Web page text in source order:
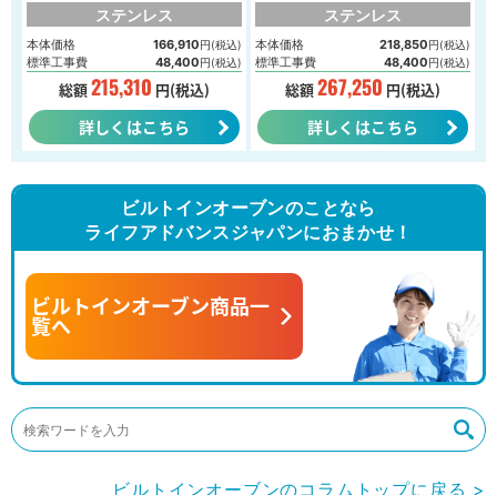
ステンレス
本体価格 166,910円(税込)
標準工事費 48,400円(税込)
総額215,310 円(税込)
詳しくはこちら
ステンレス
本体価格 218,850円(税込)
標準工事費 48,400円(税込)
総額267,250 円(税込)
詳しくはこちら
ビルトインオーブンのことなら
ライフアドバンスジャパンにおまかせ！
ビルトインオーブン商品一
覧へ
ビルトインオーブンのコラムトップに戻る >